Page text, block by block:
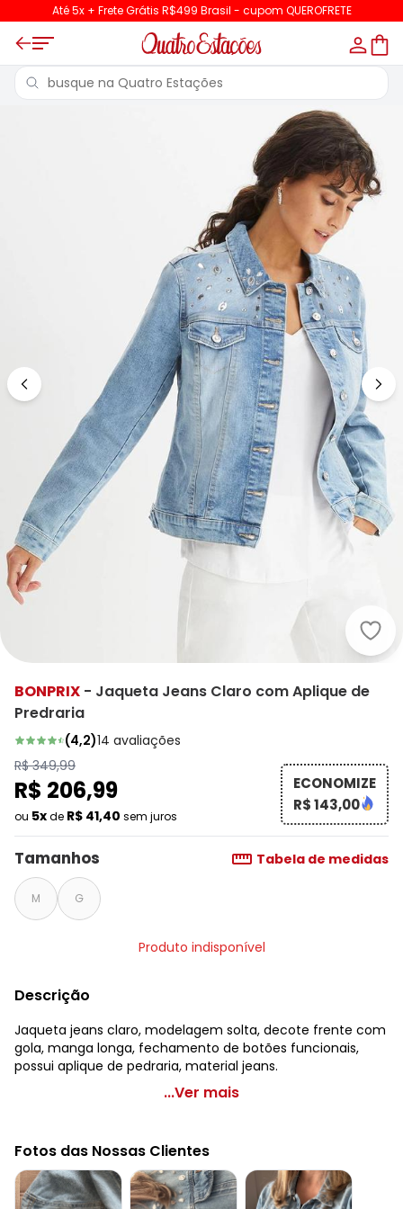
Até 5x + Frete Grátis R$499 Brasil - cupom QUEROFRETE
BONPRIX - Jaqueta Jeans Claro com Aplique de
Predraria
(4,2)14 avaliações
R$ 349,99
R$ 206,99
ou 5xde R$ 41,40 sem juros
ECONOMIZE
R$ 143,00
Tamanhos Tabela de medidas
M G
Produto indisponível
Descrição
Jaqueta jeans claro, modelagem solta, decote frente com
gola, manga longa, fechamento de botões funcionais,
possui aplique de pedraria, material jeans.
bonprix - Jaqueta Jeans Claro com Aplique de Predraria
Modelagem: Solta
Decote frente: Com gola
Decote costas: Com gola
Comprimento da manga: Longa
...Ver mais
Fotos das Nossas Clientes